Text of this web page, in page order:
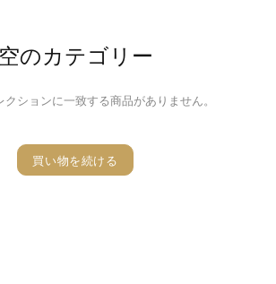
空のカテゴリー
ションに一致する商品がありません。
買い物を続ける